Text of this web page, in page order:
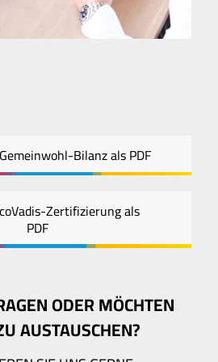
Bilanz als PDF
Zertifizierung als
PDF
ODER MÖCHTEN
AUSTAUSCHEN?